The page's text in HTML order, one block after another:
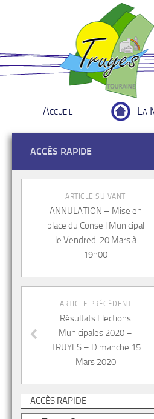
Accueil La
ACCÈS RAPIDE
ARTICLE SUIVANT
ANNULATION – Mise en
place du Conseil Municipal
le Vendredi 20 Mars à
19h00
ARTICLE PRÉCÉDENT
Résultats Elections
Municipales 2020 –
TRUYES – Dimanche 15
Mars 2020
ACCÈS RAPIDE